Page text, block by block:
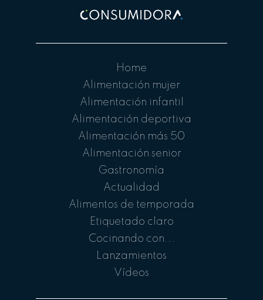
Home
Alimentación mujer
Alimentación infantil
Alimentación deportiva
Alimentación más 50
Alimentación senior
Gastronomía
Actualidad
Alimentos de temporada
Etiquetado claro
Cocinando con...
Lanzamientos
Vídeos